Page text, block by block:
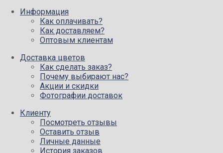
Информация
Как оплачивать?
Как доставляем?
Оптовым клиентам
Доставка цветов
Как сделать заказ?
Почему выбирают нас?
Акции и скидки
Фотографии доставок
Клиенту
Посмотреть отзывы
Оставить отзыв
Личные данные
История заказов